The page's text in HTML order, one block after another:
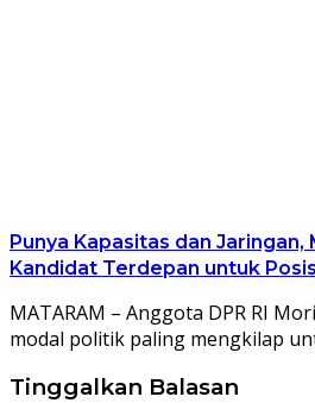
Punya Kapasitas dan Jaringan,
Kandidat Terdepan untuk
MATARAM – Anggota DPR RI
modal politik paling mengkilap
Tinggalkan Balasan